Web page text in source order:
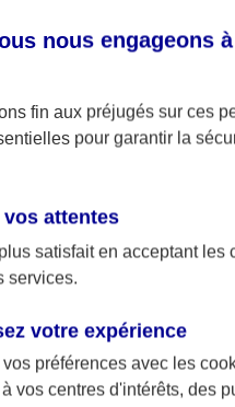
nous engageons
fin aux préjugés sur ces
pour garantir la
vos attentes
satisfait en acceptant les
services.
votre expérience
préférences avec les
vos centres d'intérêts, des